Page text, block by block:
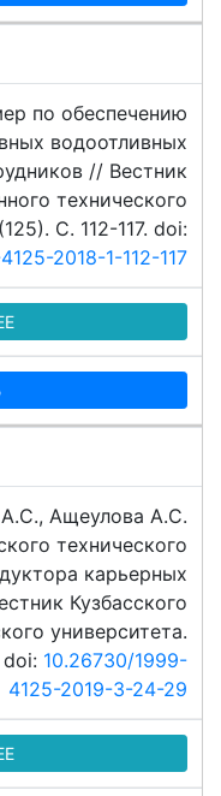
по обеспечению
водоотливных
// Вестник
технического
C. 112-117. doi:
2018-1-112-117
Ащеулова А.С.
технического
карьерных
Кузбасского
университета.
10.26730/1999-
4125-2019-3-24-29